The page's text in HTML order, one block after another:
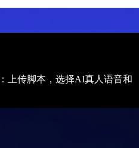
上传脚本，选择AI真人语音和